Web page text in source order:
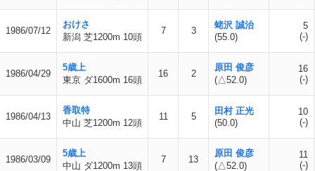
1986/07/12
おけさ
新潟 芝1200m 10頭
7 3
蛯沢 誠治
(55.0)
5
(-)
1986/04/29
5歳上
東京 ダ1600m 16頭
16 2
原田 俊彦
(△52.0)
16
(-)
1986/04/13
香取特
中山 芝1200m 12頭
11 5
田村 正光
(50.0)
10
(-)
1986/03/09
5歳上
中山 ダ1200m 13頭
7 13
原田 俊彦
(△52.0)
11
(-)